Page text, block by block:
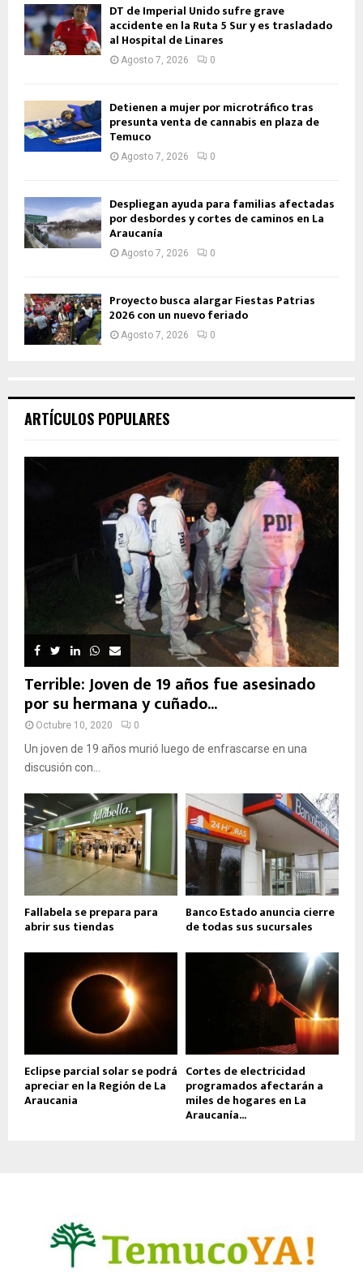
DT de Imperial Unido sufre grave
accidente en la Ruta 5 Sur y es trasladado
al Hospital de Linares
Agosto 7, 2026 0
Detienen a mujer por microtráfico tras
presunta venta de cannabis en plaza de
Temuco
Agosto 7, 2026 0
Despliegan ayuda para familias afectadas
por desbordes y cortes de caminos en La
Araucanía
Agosto 7, 2026 0
Proyecto busca alargar Fiestas Patrias
2026 con un nuevo feriado
Agosto 7, 2026 0
ARTÍCULOS POPULARES
Terrible: Joven de 19 años fue asesinado
por su hermana y cuñado...
Octubre 10, 2020 0
Un joven de 19 años murió luego de enfrascarse en una
discusión con...
Fallabela se prepara para
abrir sus tiendas
Banco Estado anuncia cierre
de todas sus sucursales
Eclipse parcial solar se podrá
apreciar en la Región de La
Araucania
Cortes de electricidad
programados afectarán a
miles de hogares en La
Araucanía...